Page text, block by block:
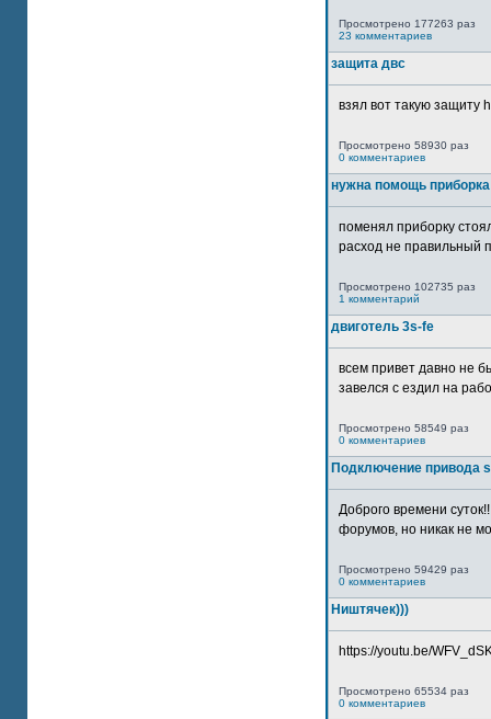
Просмотрено 177263 раз
23 комментариев
защита двс
взял вот такую защиту
Просмотрено 58930 раз
0 комментариев
нужна помощь
поменял приборку
расход не правильный
Просмотрено 102735 раз
1 комментарий
двиготель 3s-fe
всем привет давно не
завелся с ездил на
Просмотрено 58549 раз
0 комментариев
Подключение привода
Доброго времени
форумов, но никак не
Просмотрено 59429 раз
0 комментариев
Ништячек)))
https://youtu.be/
Просмотрено 65534 раз
0 комментариев